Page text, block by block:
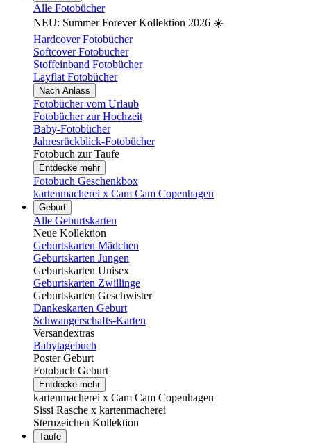
Alle Fotobücher
NEU: Summer Forever Kollektion 2026 ☀️
Hardcover Fotobücher
Softcover Fotobücher
Stoffeinband Fotobücher
Layflat Fotobücher
Nach Anlass
Fotobücher vom Urlaub
Fotobücher zur Hochzeit
Baby-Fotobücher
Jahresrückblick-Fotobücher
Fotobuch zur Taufe
Entdecke mehr
Fotobuch Geschenkbox
kartenmacherei x Cam Cam Copenhagen
Geburt
Alle Geburtskarten
Neue Kollektion
Geburtskarten Mädchen
Geburtskarten Jungen
Geburtskarten Unisex
Geburtskarten Zwillinge
Geburtskarten Geschwister
Dankeskarten Geburt
Schwangerschafts-Karten
Versandextras
Babytagebuch
Poster Geburt
Fotobuch Geburt
Entdecke mehr
kartenmacherei x Cam Cam Copenhagen
Sissi Rasche x kartenmacherei
Sternzeichen Kollektion
Taufe